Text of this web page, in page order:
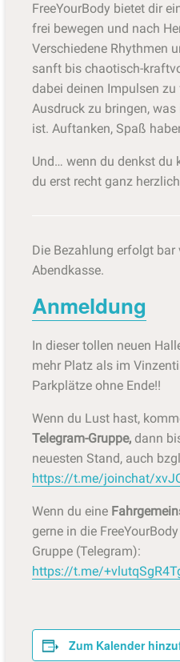
FreeYourBody bietet dir
frei bewegen und nach
Verschiedene Rhythmen
sanft bis chaotisch-
dabei deinen Impulsen
Ausdruck zu bringen,
ist. Auftanken, Spaß
Und… wenn du denkst du
du erst recht ganz
Die Bezahlung erfolgt bar
Abendkasse.
Anmeldung
In dieser tollen neuen
mehr Platz als im
Parkplätze ohne Ende!!
Wenn du Lust hast,
Telegram-Gruppe,dann
neuesten Stand, auch
https://t.me/joinchat/
Wenn du eine
gerne in die
Gruppe (Telegram):
https://t.me/
Zum Kalender